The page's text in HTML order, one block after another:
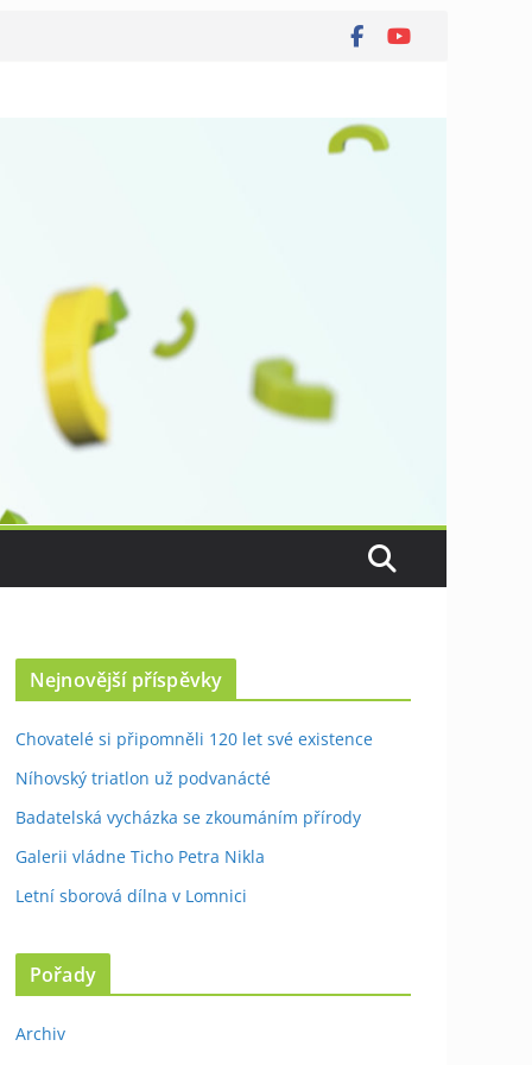
Nejnovější příspěvky
Chovatelé si připomněli 120 let své existence
Níhovský triatlon už podvanácté
Badatelská vycházka se zkoumáním přírody
Galerii vládne Ticho Petra Nikla
Letní sborová dílna v Lomnici
Pořady
Archiv